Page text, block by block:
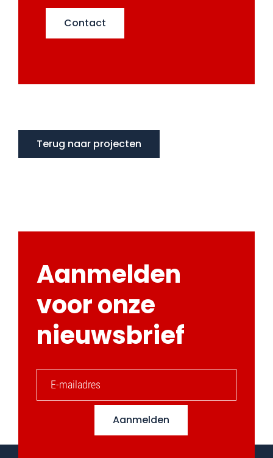
Contact
Terug naar projecten
Aanmelden
voor onze
nieuwsbrief
Aanmelden